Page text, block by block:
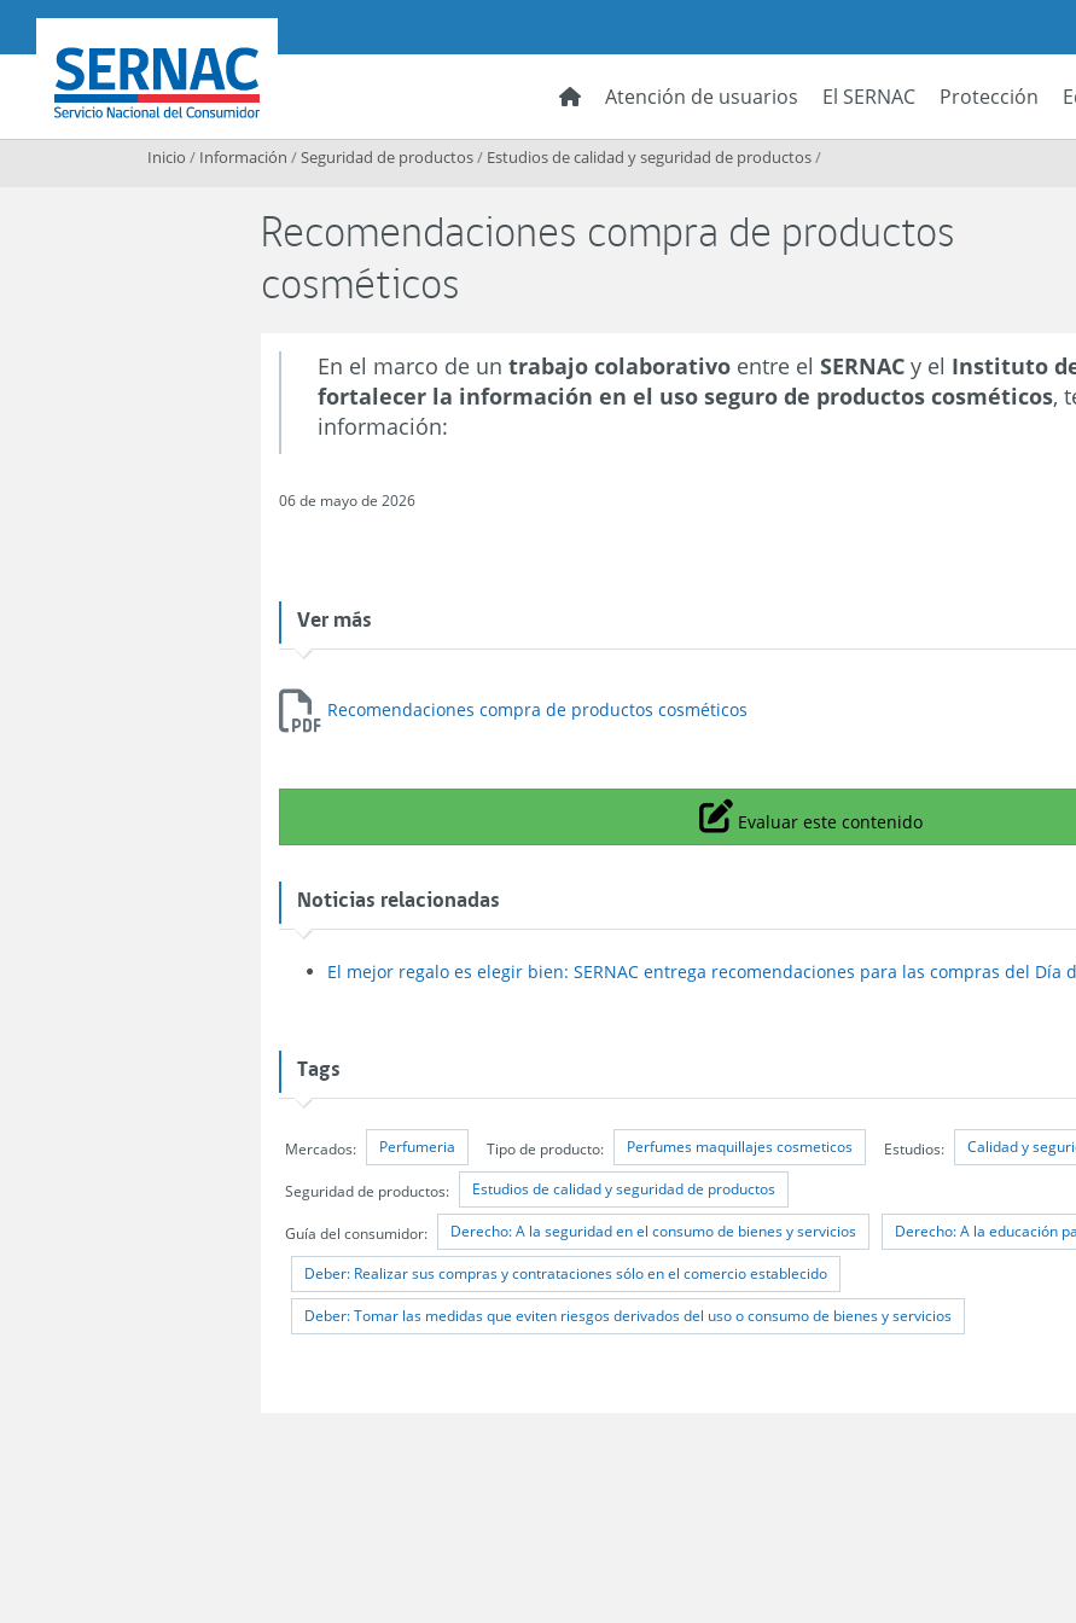
SERNAC
Atención de usuarios El SERNAC Protección
Inicio / Información /Seguridad de productos/ Estudios de calidad y seguridad de productos/
Recomendaciones compra de productos
cosméticos
En el marco de untrabajo colaborativo entre elSERNACy el Instituto
fortalecer la información en el uso seguro de productos cosméticos,
información:
06 de mayo de 2026
Ver más
Recomendaciones compra de productos cosméticos
Icono
Evaluar este contenido
Noticias relacionadas
El mejor regalo es elegir bien: SERNAC entrega recomendaciones para las compras del Día
Tags
Mercados: Perfumeria Tipo de producto: Perfumes maquillajes cosmeticos Estudios: Calidad y
Seguridad de productos: Estudios de calidad y seguridad de productos
Guía del consumidor: Derecho: A la seguridad en el consumo de bienes y servicios Derecho: A la educación
Deber: Realizar sus compras y contrataciones sólo en el comercio establecido
Deber: Tomar las medidas que eviten riesgos derivados del uso o consumo de bienes y servicios